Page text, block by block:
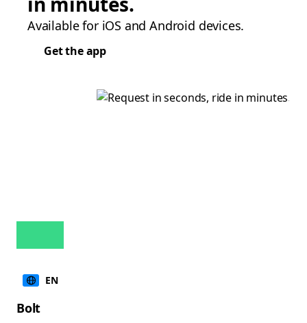
Available for iOS and Android devices.
Get the app
EN
Bolt